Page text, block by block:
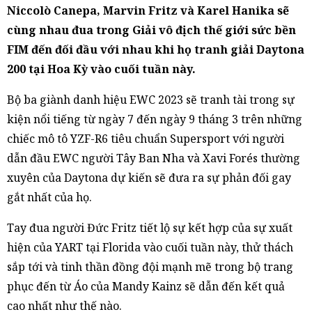
Niccolò Canepa, Marvin Fritz và Karel Hanika sẽ
cùng nhau đua trong Giải vô địch thế giới sức bền
FIM đến đối đầu với nhau khi họ tranh giải Daytona
200 tại Hoa Kỳ vào cuối tuần này.
Bộ ba giành danh hiệu EWC 2023 sẽ tranh tài trong sự
kiện nổi tiếng từ ngày 7 đến ngày 9 tháng 3 trên những
chiếc mô tô YZF-R6 tiêu chuẩn Supersport với người
dẫn đầu EWC người Tây Ban Nha và Xavi Forés thường
xuyên của Daytona dự kiến ​​sẽ đưa ra sự phản đối gay
gắt nhất của họ.
Tay đua người Đức Fritz tiết lộ sự kết hợp của sự xuất
hiện của YART tại Florida vào cuối tuần này, thử thách
sắp tới và tinh thần đồng đội mạnh mẽ trong bộ trang
phục đến từ Áo của Mandy Kainz sẽ dẫn đến kết quả
cao nhất như thế nào.